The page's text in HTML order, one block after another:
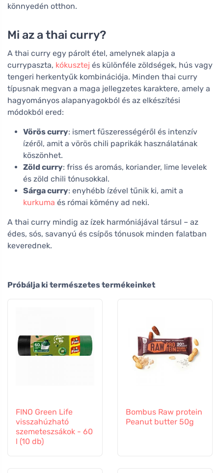
könnyedén otthon.
Mi az a thai curry?
A thai curry egy párolt étel, amelynek alapja a
currypaszta, kókusztej és különféle zöldségek, hús vagy
tengeri herkentyűk kombinációja. Minden thai curry
típusnak megvan a maga jellegzetes karaktere, amely a
hagyományos alapanyagokból és az elkészítési
módokból ered:
Vörös curry: ismert fűszerességéről és intenzív
ízéről, amit a vörös chili paprikák használatának
köszönhet.
Zöld curry: friss és aromás, koriander, lime levelek
és zöld chili tónusokkal.
Sárga curry: enyhébb ízével tűnik ki, amit a
kurkuma és római kömény ad neki.
A thai curry mindig az ízek harmóniájával társul – az
édes, sós, savanyú és csípős tónusok minden falatban
keverednek.
Próbálja ki természetes termékeinket
FINO Green Life
visszahúzható
szemeteszsákok - 60
l (10 db)
Bombus Raw protein
Peanut butter 50g